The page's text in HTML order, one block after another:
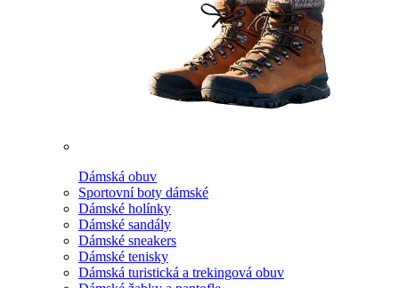
Dámská obuv
Sportovní boty dámské
Dámské holínky
Dámské sandály
Dámské sneakers
Dámské tenisky
Dámská turistická a trekingová obuv